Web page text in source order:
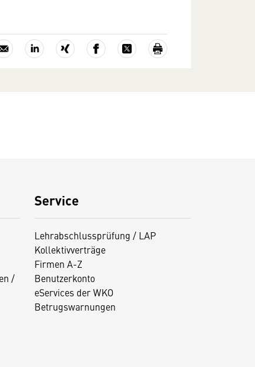
/
Service
Lehrabschlussprüfung / LAP
Kollektivverträge
Firmen A-Z
Benutzerkonto
eServices der WKO
Betrugswarnungen